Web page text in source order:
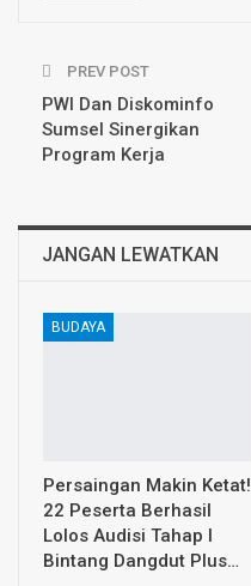
PREV POST
PWI Dan Diskominfo
Sumsel Sinergikan
Program Kerja
JANGAN LEWATKAN
BUDAYA
Persaingan Makin Ketat!
22 Peserta Berhasil
Lolos Audisi Tahap I
Bintang Dangdut Plus…